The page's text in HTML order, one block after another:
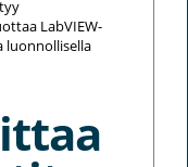
LabVIEW-
luonnollisella